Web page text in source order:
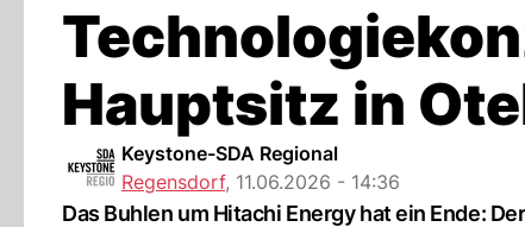
Hauptsitz in
Keystone-SDA Regional
Regensdorf, 11.06.2026 - 14:36
Das Buhlen um Hitachi Energy hat ein Ende: